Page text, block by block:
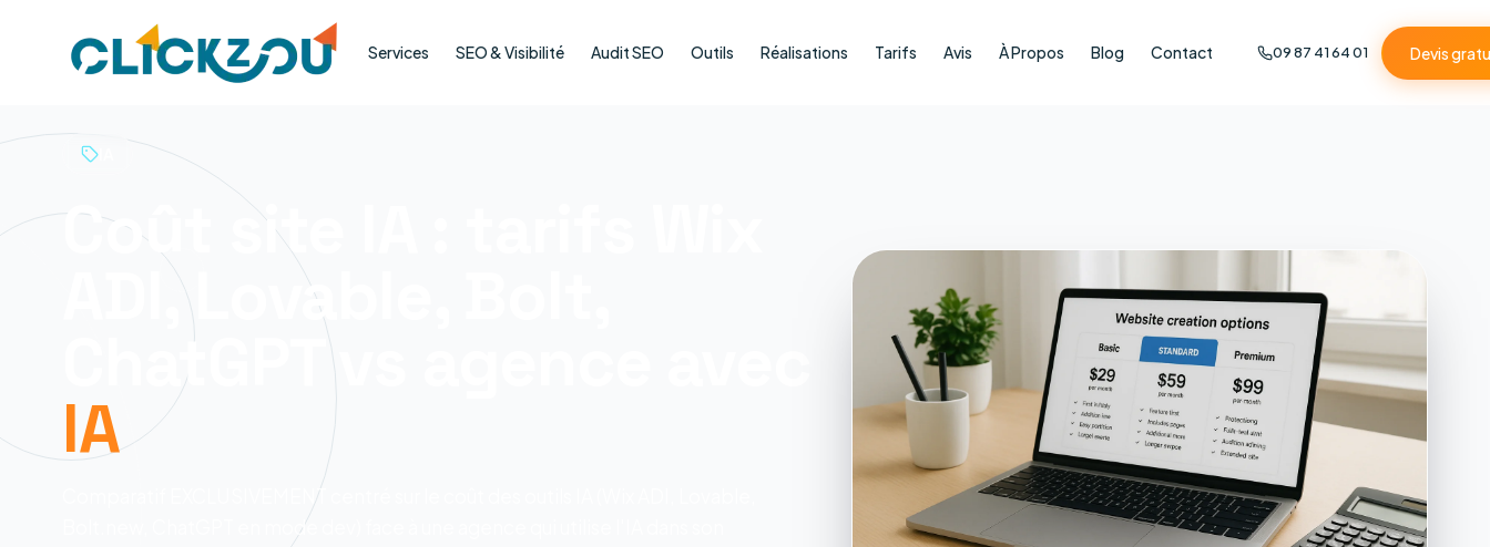
Services SEO & Visibilité Audit SEO Outils Réalisations Tarifs Avis À Propos Blog Contact 09 87 41 64 01 Devis
Coût site IA : tarifs Wix
ADI, Lovable, Bolt,
ChatGPT vs agence avec
IA
Comparatif EXCLUSIVEMENT centré sur le coût des outils IA (Wix ADI, Lovable,
Bolt.new, ChatGPT en mode dev) face à une agence qui utilise l'IA dans son